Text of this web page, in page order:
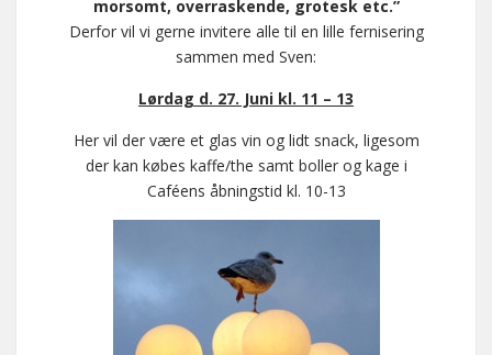
morsomt, overraskende, grotesk etc.”
Derfor vil vi gerne invitere alle til en lille fernisering
sammen med Sven:
Lørdag d. 27. Juni kl. 11 – 13
Her vil der være et glas vin og lidt snack, ligesom
der kan købes kaffe/the samt boller og kage i
Caféens åbningstid kl. 10-13